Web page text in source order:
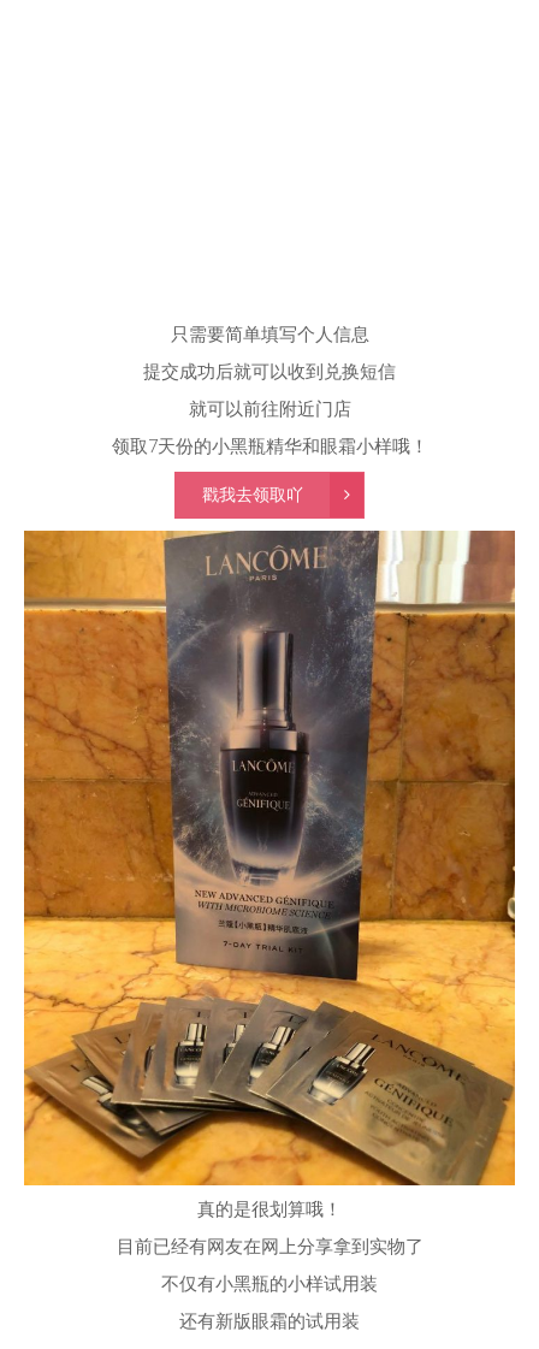
只需要简单填写个人信息
提交成功后就可以收到兑换短信
就可以前往附近门店
领取7天份的小黑瓶精华和眼霜小样哦！
戳我去领取吖
真的是很划算哦！
目前已经有网友在网上分享拿到实物了
不仅有小黑瓶的小样试用装
还有新版眼霜的试用装